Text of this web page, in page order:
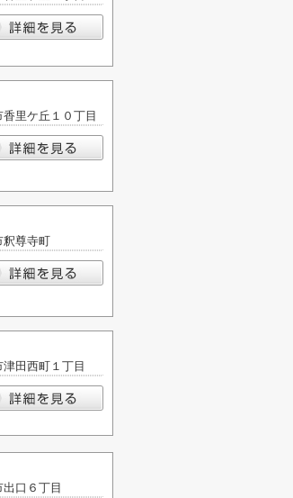
里ケ丘１０丁目
釈尊寺町
田西町１丁目
口６丁目